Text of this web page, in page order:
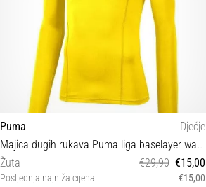
Puma
Dječje
Majica dugih rukava Puma liga baselayer warm kids
Žuta
€29,90 €15,00
Posljednja najniža cijena €15,00